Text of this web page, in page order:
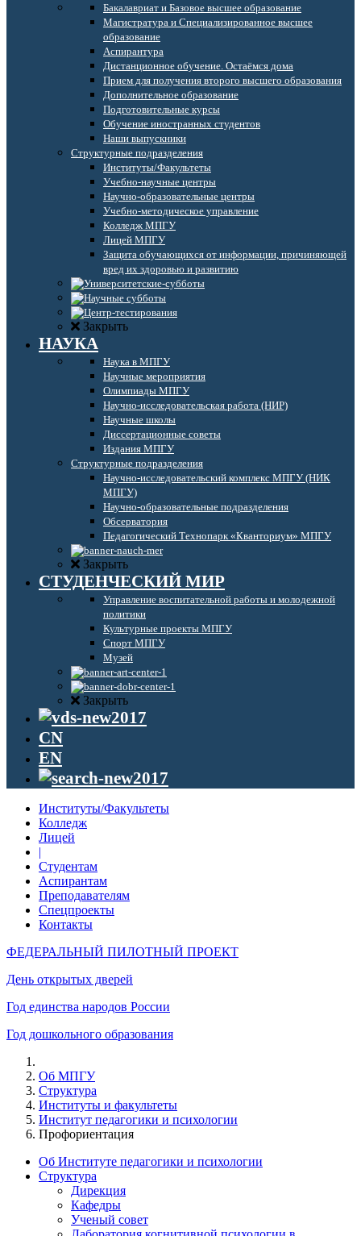
Бакалавриат и Базовое высшее образование
Магистратура и Специализированное высшее
образование
Аспирантура
Дистанционное обучение. Остаёмся дома
Прием для получения второго высшего образования
Дополнительное образование
Подготовительные курсы
Обучение иностранных студентов
Наши выпускники
Структурные подразделения
Институты/Факультеты
Учебно-научные центры
Научно-образовательные центры
Учебно-методическое управление
Колледж МПГУ
Лицей МПГУ
Защита обучающихся от информации, причиняющей
вред их здоровью и развитию
Закрыть
НАУКА
Наука в МПГУ
Научные мероприятия
Олимпиады МПГУ
Научно-исследовательская работа (НИР)
Научные школы
Диссертационные советы
Издания МПГУ
Структурные подразделения
Научно-исследовательский комплекс МПГУ (НИК
МПГУ)
Научно-образовательные подразделения
Обсерватория
Педагогический Технопарк «Кванториум» МПГУ
Закрыть
СТУДЕНЧЕСКИЙ МИР
Управление воспитательной работы и молодежной
политики
Культурные проекты МПГУ
Спорт МПГУ
Музей
Закрыть
CN
EN
Институты/Факультеты
Колледж
Лицей
|
Студентам
Аспирантам
Преподавателям
Спецпроекты
Контакты
ФЕДЕРАЛЬНЫЙ ПИЛОТНЫЙ ПРОЕКТ
День открытых дверей
Год единства народов России
Год дошкольного образования
Об МПГУ
Структура
Институты и факультеты
Институт педагогики и психологии
Профориентация
Об Институте педагогики и психологии
Структура
Дирекция
Кафедры
Ученый совет